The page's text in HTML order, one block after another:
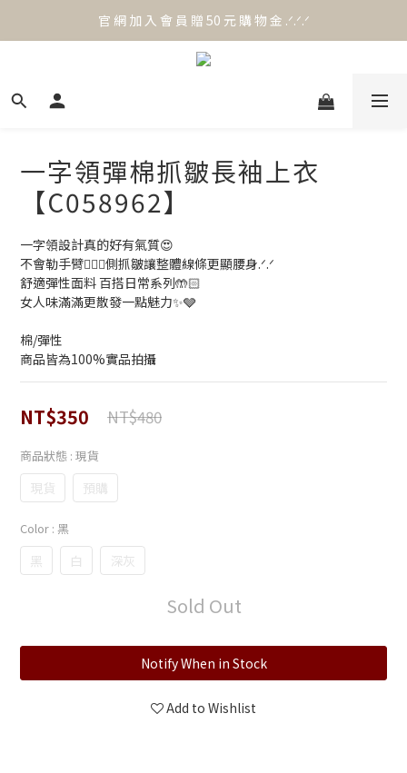
官 網 加 入 會 員 贈 50 元 購 物 金 .ᐟ.ᐟ.ᐟ
官 網 加 入 會 員 贈 50 元 購 物 金 .ᐟ.ᐟ.ᐟ
⟡.·*. 滿 NT.1000 免 運 費 ꔛ♡
一字領彈棉抓皺長袖上衣
【C058962】
一字領設計真的好有氣質😍
不會勒手臂🙆🏻‍♀️側抓皺讓整體線條更顯腰身.ᐟ.ᐟ
舒適彈性面料 百搭日常系列🤲🏻
女人味滿滿更散發一點魅力✨🩶
棉/彈性
商品皆為100%實品拍攝
NT$350 NT$480
商品狀態 : 現貨
現貨 預購
Color : 黑
黑 白 深灰
Sold Out
Notify When in Stock
Add to Wishlist